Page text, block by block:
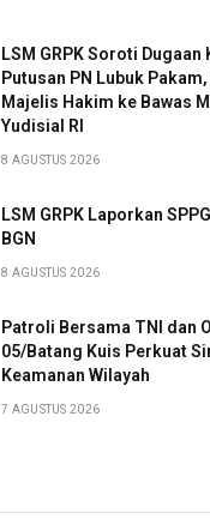
LSM GRPK Soroti Dugaan
Putusan PN Lubuk
Majelis Hakim ke Bawas
Yudisial RI
8 AGUSTUS 2026
LSM GRPK Laporkan
BGN
8 AGUSTUS 2026
Patroli Bersama TNI dan
05/Batang Kuis Perkuat
Keamanan Wilayah
7 AGUSTUS 2026